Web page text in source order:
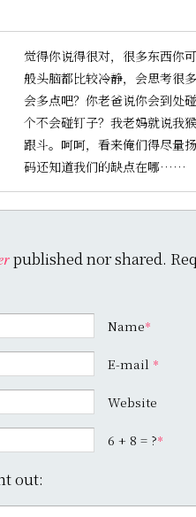
觉得你说得很对，很多东西你
般头脑都比较冷静，会思考很
会多点吧？你老爸说你会到处
个不会碰钉子？我老妈就说我
跟斗。呵呵，看来俺们得尽量
码还知道我们的缺点在哪……
published nor shared.
Name*
E-mail *
Website
6 + 8 = ?*
out: